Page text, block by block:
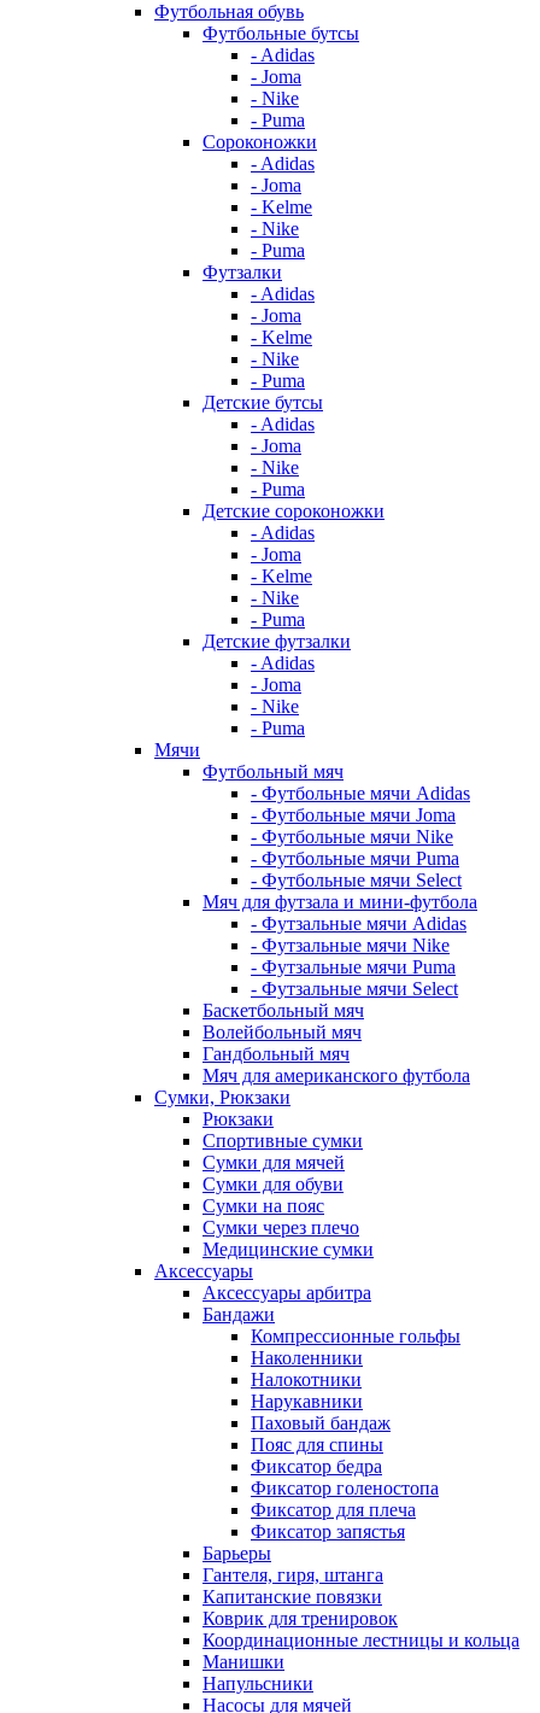
Футбольная обувь
Футбольные бутсы
- Adidas
- Joma
- Nike
- Puma
Сороконожки
- Adidas
- Joma
- Kelme
- Nike
- Puma
Футзалки
- Adidas
- Joma
- Kelme
- Nike
- Puma
Детские бутсы
- Adidas
- Joma
- Nike
- Puma
Детские сороконожки
- Adidas
- Joma
- Kelme
- Nike
- Puma
Детские футзалки
- Adidas
- Joma
- Nike
- Puma
Мячи
Футбольный мяч
- Футбольные мячи Adidas
- Футбольные мячи Joma
- Футбольные мячи Nike
- Футбольные мячи Puma
- Футбольные мячи Select
Мяч для футзала и мини-футбола
- Футзальные мячи Adidas
- Футзальные мячи Nike
- Футзальные мячи Puma
- Футзальные мячи Select
Баскетбольный мяч
Волейбольный мяч
Гандбольный мяч
Мяч для американского футбола
Сумки, Рюкзаки
Рюкзаки
Спортивные сумки
Сумки для мячей
Сумки для обуви
Сумки на пояс
Сумки через плечо
Медицинские сумки
Аксессуары
Аксессуары арбитра
Бандажи
Компрессионные гольфы
Наколенники
Налокотники
Нарукавники
Паховый бандаж
Пояс для спины
Фиксатор бедра
Фиксатор голеностопа
Фиксатор для плеча
Фиксатор запястья
Барьеры
Гантеля, гиря, штанга
Капитанские повязки
Коврик для тренировок
Координационные лестницы и кольца
Манишки
Напульсники
Насосы для мячей